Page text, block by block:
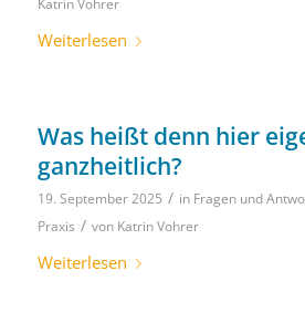
Weiterlesen
Was heißt denn hier
ganzheitlich?
19. September 2025 / in Fragen und
Praxis / von Katrin Vohrer
Weiterlesen